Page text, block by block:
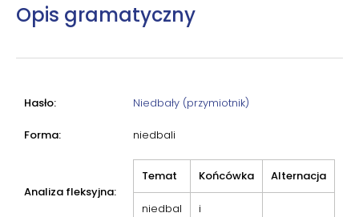
Opis gramatyczny
Hasło: Niedbały (przymiotnik)
Forma: niedbali
Analiza fleksyjna:
Temat Końcówka Alternacja
niedbal i